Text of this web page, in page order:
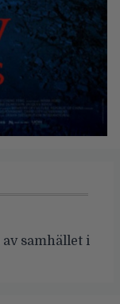
samhället i